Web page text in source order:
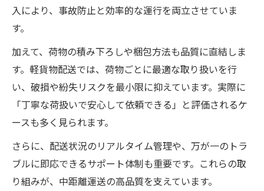
入により、事故防止と効率的な運行を両立させていま
す。
加えて、荷物の積み下ろしや梱包方法も品質に直結しま
す。軽貨物配送では、荷物ごとに最適な取り扱いを行
い、破損や紛失リスクを最小限に抑えています。実際に
「丁寧な荷扱いで安心して依頼できる」と評価されるケ
ースも多く見られます。
さらに、配送状況のリアルタイム管理や、万が一のトラ
ブルに即応できるサポート体制も重要です。これらの取
り組みが、中距離運送の高品質を支えています。